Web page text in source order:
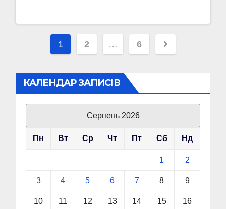
Пагінація
1 2 … 6
КАЛЕНДАР ЗАПИСІВ
Серпень 2026
Пн Вт Ср Чт Пт Сб Нд
1 2
3 4 5 6 7 8 9
10 11 12 13 14 15 16